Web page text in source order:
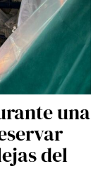
una
del